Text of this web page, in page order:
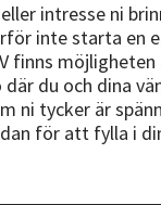
intresse ni
inte starta en
finns
du och dina
ni tycker är
för att fylla i